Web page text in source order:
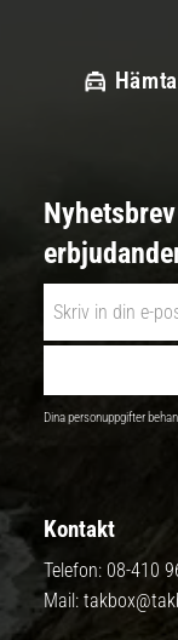
Dina personuppgifter
Kontakt
Telefon: 08-410
Mail: